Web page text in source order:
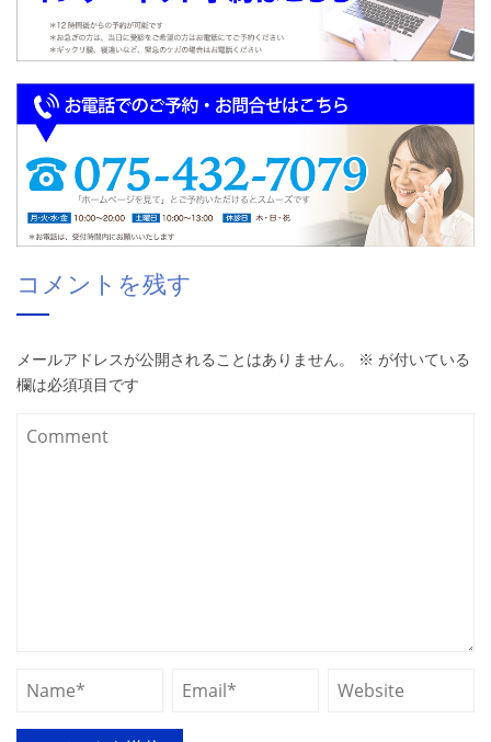
コメントを残す
メールアドレスが公開されることはありません。 ※ が付いている
欄は必須項目です